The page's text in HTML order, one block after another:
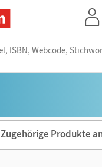
Zugehörige Produkte